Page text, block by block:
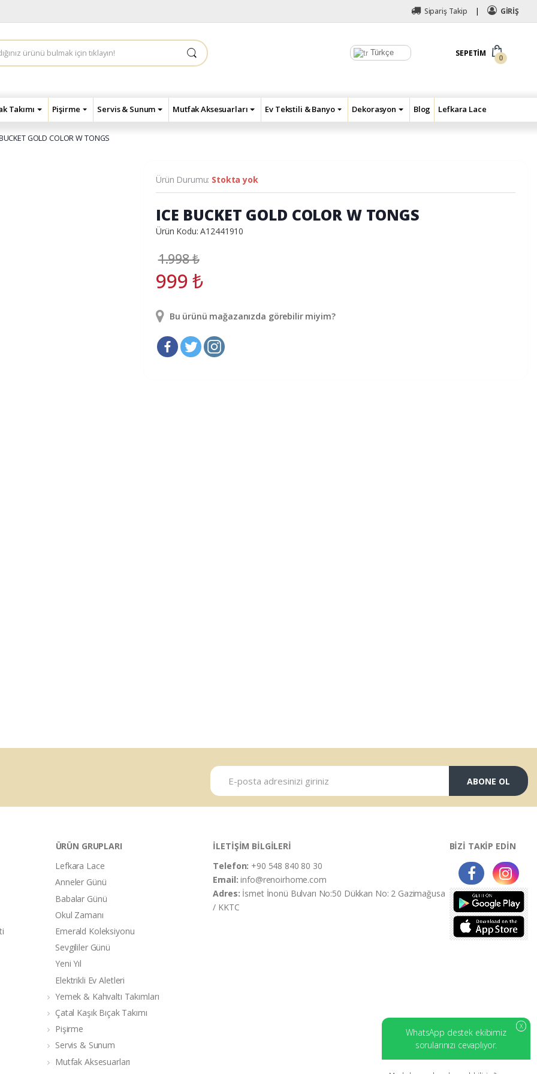
Sipariş Takip GİRİŞ
Türkçe SEPETIM
0
Takımı Pişirme Servis & Sunum Mutfak Aksesuarları Ev Tekstili & Banyo Dekorasyon Blog Lefkara Lace
GOLD COLOR W TONGS
Ürün Durumu: Stokta yok
ICE BUCKET GOLD COLOR W TONGS
Ürün Kodu: A12441910
1.998₺
999₺
Bu ürünü mağazanızda görebilir miyim?
ABONE OL
ÜRÜN GRUPLARI
Lefkara Lace
Anneler Günü
Babalar Günü
Okul Zamanı
Emerald Koleksiyonu
Sevgililer Günü
Yeni Yıl
Elektrikli Ev Aletleri
Yemek & Kahvaltı Takımları
Çatal Kaşık Bıçak Takımı
Pişirme
Servis & Sunum
Mutfak Aksesuarları
İLETİŞİM BİLGİLERİ
Telefon: +90 548 840 80 30
Email:info@renoirhome.com
Adres: İsmet İnonü Bulvarı No:50 Dükkan No: 2 Gazimağusa
/ KKTC
BİZİ TAKİP EDİN
X
WhatsApp destek ekibimiz
sorularınızı cevaplıyor.